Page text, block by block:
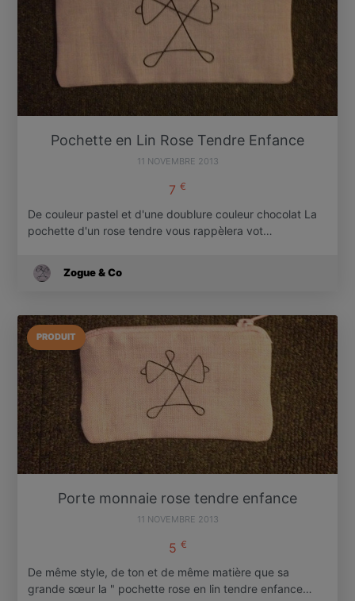
Pochette en Lin Rose Tendre Enfance
11 NOVEMBRE 2013
7 €
De couleur pastel et d'une doublure couleur chocolat La
pochette d'un rose tendre vous rappèlera vot…
Zogue & Co
PRODUIT
Porte monnaie rose tendre enfance
11 NOVEMBRE 2013
5 €
De même style, de ton et de même matière que sa
grande sœur la " pochette rose en lin tendre enfance…